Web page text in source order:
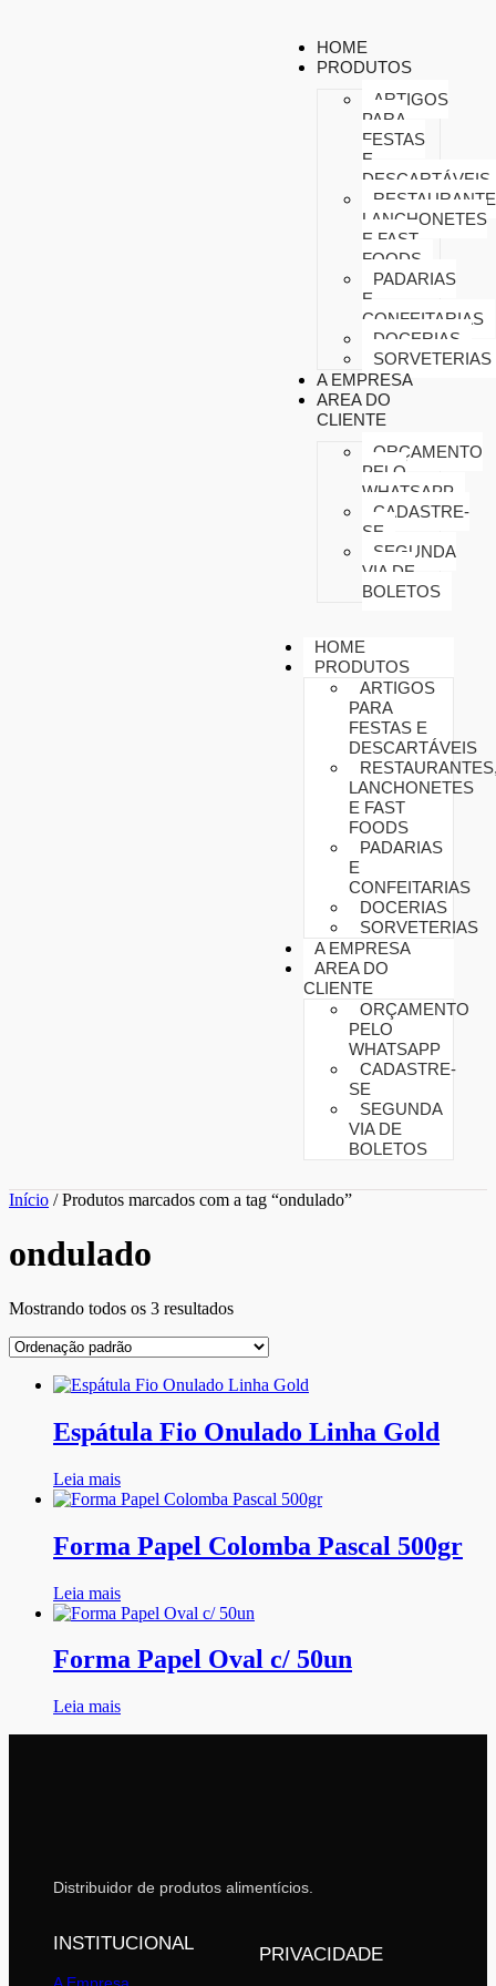
HOME
PRODUTOS
ARTIGOS
PARA
FESTAS
E
DESCARTÁVEIS
LANCHONETES
E FAST
FOODS
PADARIAS
E
CONFEITARIAS
DOCERIAS
SORVETERIAS
A EMPRESA
AREA DO
CLIENTE
ORÇAMENTO
PELO
WHATSAPP
CADASTRE-
SE
SEGUNDA
VIA DE
BOLETOS
HOME
PRODUTOS
ARTIGOS
PARA
FESTAS E
DESCARTÁVEIS
LANCHONETES
E FAST
FOODS
PADARIAS
E
CONFEITARIAS
DOCERIAS
SORVETERIAS
A EMPRESA
AREA DO
CLIENTE
ORÇAMENTO
PELO
WHATSAPP
CADASTRE-
SE
SEGUNDA
VIA DE
BOLETOS
Início / Produtos marcados com a tag “ondulado”
ondulado
Mostrando todos os 3 resultados
Espátula Fio Onulado Linha Gold
Leia mais
Forma Papel Colomba Pascal 500gr
Leia mais
Forma Papel Oval c/ 50un
Leia mais
Distribuidor de produtos alimentícios.
INSTITUCIONAL
PRIVACIDADE